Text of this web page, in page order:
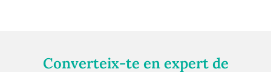
Converteix-te en expert de